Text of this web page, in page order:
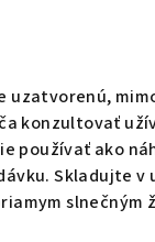
uzatvorenú,
konzultovať
používať ako
Skladujte v
slnečným